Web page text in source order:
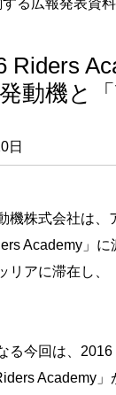
る広報発表資料
Riders
動機と
日
株式会社は、
Academy」
リアに滞在し
今回は、2016
Academy